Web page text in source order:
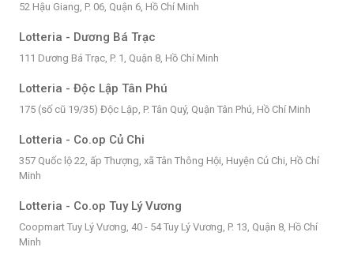
52 Hậu Giang, P. 06, Quận 6, Hồ Chí Minh
Lotteria - Dương Bá Trạc
111 Dương Bá Trạc, P. 1, Quận 8, Hồ Chí Minh
Lotteria - Độc Lập Tân Phú
175 (số cũ 19/35) Độc Lập, P. Tân Quý, Quận Tân Phú, Hồ Chí Minh
Lotteria - Co.op Củ Chi
357 Quốc lộ 22, ấp Thượng, xã Tân Thông Hội, Huyện Củ Chi, Hồ Chí
Minh
Lotteria - Co.op Tuy Lý Vương
Coopmart Tuy Lý Vương, 40 - 54 Tuy Lý Vương, P. 13, Quận 8, Hồ Chí
Minh